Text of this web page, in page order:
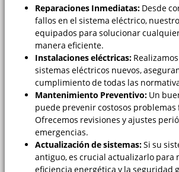
Reparaciones Inmediatas:Desde
fallos en el sistema eléctrico,
equipados para solucionar
manera eficiente.
Instalaciones eléctricas:
sistemas eléctricos nuevos,
cumplimiento de todas las
Mantenimiento Preventivo:Un
puede prevenir costosos problemas
Ofrecemos revisiones y ajustes
emergencias.
Actualización de sistemas:Si su
antiguo, es crucial actualizarlo para
eficiencia energética y la seguridad